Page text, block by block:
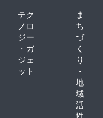
テク
ノロ
ジー
・ガ
ジェ
ット
ま
ち
づ
く
り
・
地
域
活